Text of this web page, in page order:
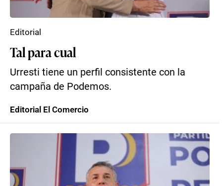
Tal para cual
Urresti tiene un perfil consistente con la
campaña de Podemos.
Editorial
Editorial El Comercio